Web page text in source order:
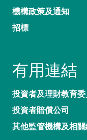
機構政策及通知
招標
有用連結
投資者及理財教育
投資者賠償公司
其他監管機構及相